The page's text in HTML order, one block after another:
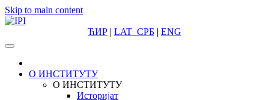
Skip to main content
ЋИР | LAT СРБ | ENG
О ИНСТИТУТУ
О ИНСТИТУТУ
Историјат